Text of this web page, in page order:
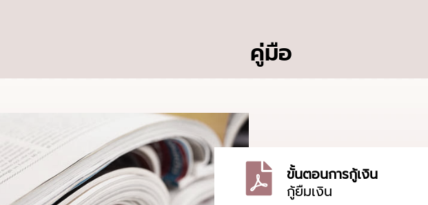
คู่มือ
ขั้นตอนการกู้เงิน
กู้ยืมเงิน